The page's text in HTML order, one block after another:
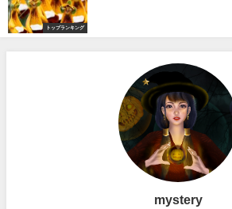
トップランキング
mystery